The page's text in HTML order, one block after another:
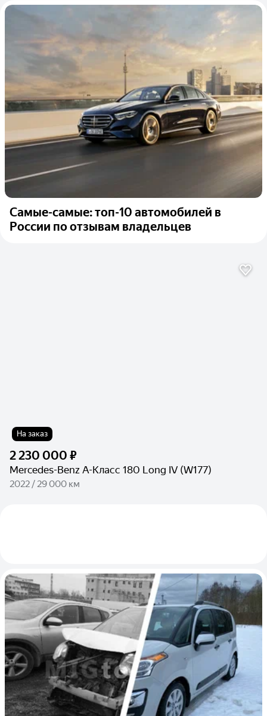
Самые-самые: топ-10 автомобилей в
России по отзывам владельцев
На заказ
2 230 000 ₽
Mercedes-Benz A-Класс 180 Long IV (W177)
2022 / 29 000 км